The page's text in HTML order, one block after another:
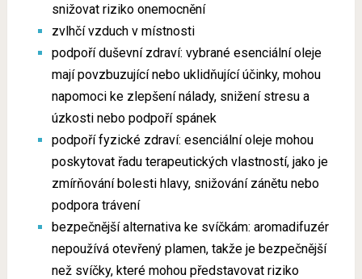
snižovat riziko onemocnění
zvlhčí vzduch v místnosti
podpoří duševní zdraví: vybrané esenciální oleje
mají povzbuzující nebo uklidňující účinky, mohou
napomoci ke zlepšení nálady, snižení stresu a
úzkosti nebo podpoří spánek
podpoří fyzické zdraví: esenciální oleje mohou
poskytovat řadu terapeutických vlastností, jako je
zmírňování bolesti hlavy, snižování zánětu nebo
podpora trávení
bezpečnější alternativa ke svíčkám: aromadifuzér
nepoužívá otevřený plamen, takže je bezpečnější
než svíčky, které mohou představovat riziko